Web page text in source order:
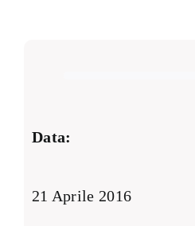
Data:
21 Aprile 2016